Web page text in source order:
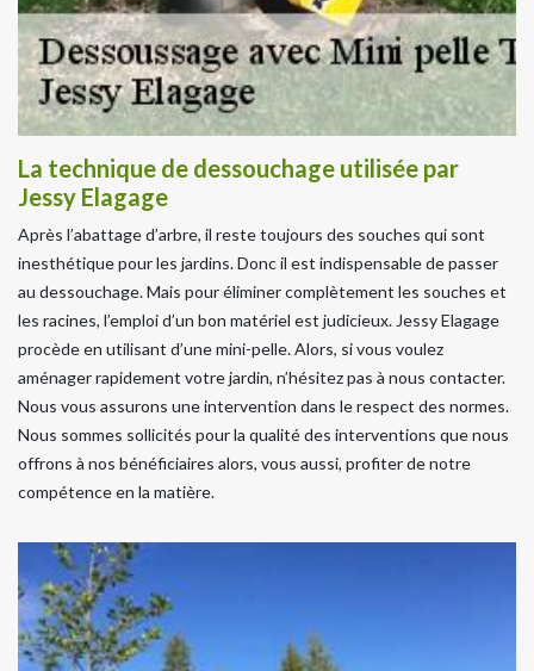
La technique de dessouchage utilisée par
Jessy Elagage
Après l’abattage d’arbre, il reste toujours des souches qui sont
inesthétique pour les jardins. Donc il est indispensable de passer
au dessouchage. Mais pour éliminer complètement les souches et
les racines, l’emploi d’un bon matériel est judicieux. Jessy Elagage
procède en utilisant d’une mini-pelle. Alors, si vous voulez
aménager rapidement votre jardin, n’hésitez pas à nous contacter.
Nous vous assurons une intervention dans le respect des normes.
Nous sommes sollicités pour la qualité des interventions que nous
offrons à nos bénéficiaires alors, vous aussi, profiter de notre
compétence en la matière.